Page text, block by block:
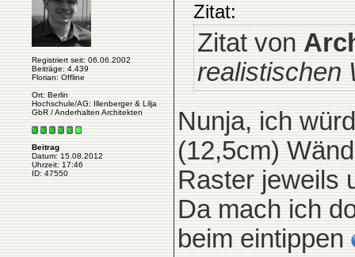
Registriert seit: 06.06.2002
Beiträge: 4.439
Florian: Offline
Ort: Berlin
Hochschule/AG: Illenberger & Lilja
GbR / Anderhalten Architekten
Beitrag
Datum: 15.08.2012
Uhrzeit: 17:46
ID: 47550
Zitat:
Zitat von
realistischen
Nunja, ich
(12,5cm)
Raster jeweils
Da mach ich
beim eintippen